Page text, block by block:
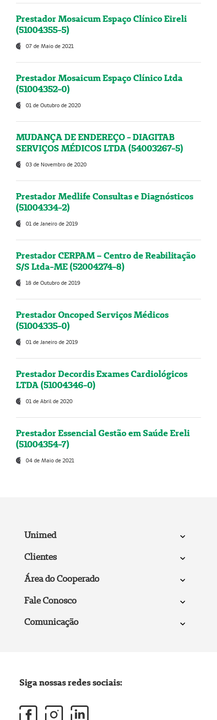
Prestador Mosaicum Espaço Clínico Eireli
(51004355-5)
07 de Maio de 2021
Prestador Mosaicum Espaço Clínico Ltda
(51004352-0)
01 de Outubro de 2020
MUDANÇA DE ENDEREÇO - DIAGITAB
SERVIÇOS MÉDICOS LTDA (54003267-5)
03 de Novembro de 2020
Prestador Medlife Consultas e Diagnósticos
(51004334-2)
01 de Janeiro de 2019
Prestador CERPAM – Centro de Reabilitação
S/S Ltda-ME (52004274-8)
18 de Outubro de 2019
Prestador Oncoped Serviços Médicos
(51004335-0)
01 de Janeiro de 2019
Prestador Decordis Exames Cardiológicos
LTDA (51004346-0)
01 de Abril de 2020
Prestador Essencial Gestão em Saúde Ereli
(51004354-7)
04 de Maio de 2021
Unimed
Clientes
Área do Cooperado
Fale Conosco
Comunicação
Siga nossas redes sociais: